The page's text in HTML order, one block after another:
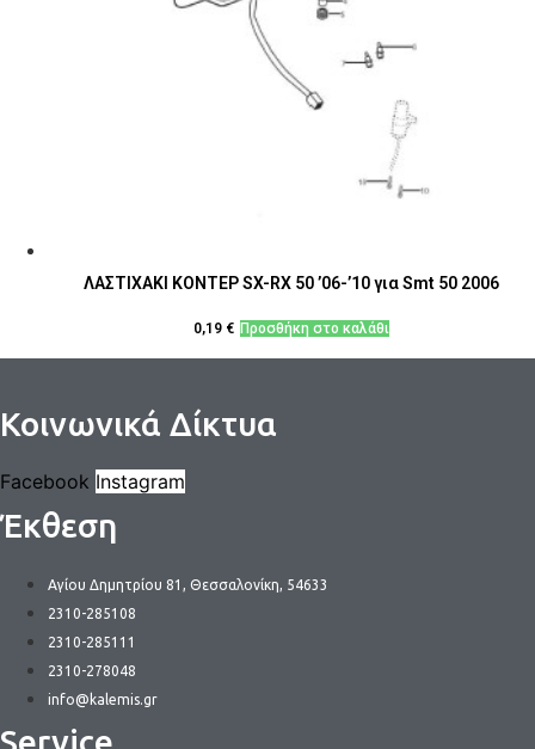
ΛΑΣΤΙΧΑΚΙ ΚΟΝΤΕΡ SX-RX 50 ’06-’10 για Smt 50 2006
0,19 € Προσθήκη στο καλάθι
Κοινωνικά Δίκτυα
Facebook Instagram
Έκθεση
Αγίου Δημητρίου 81, Θεσσαλονίκη, 54633
2310-285108
2310-285111
2310-278048
info@kalemis.gr
Service